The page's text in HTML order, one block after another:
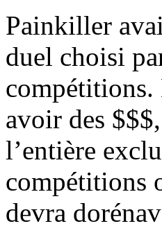
Painkiller
duel choisi
compétitions.
avoir des
l’entière
compétitions
devra